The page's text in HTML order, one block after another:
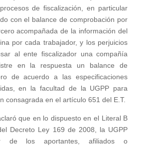
de fiscalización, en particular
con el balance de comprobación por
acompañada de la información del
por cada trabajador, y los perjuicios
al ente fiscalizador una compañía
en la respuesta un balance de
de acuerdo a las especificaciones
en la facultad de la UGPP para
consagrada en el artículo 651 del E.T.
que en lo dispuesto en el Literal B
Decreto Ley 169 de 2008, la UGPP
de los aportantes, afiliados o